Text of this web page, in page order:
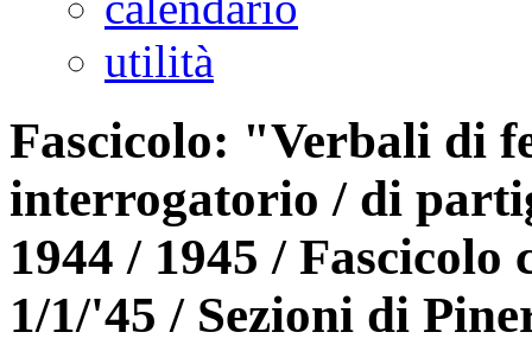
utilità
Fascicolo: "Verbali di
interrogatorio / di
1944 / 1945 /
1/1/'45 / Sezioni di